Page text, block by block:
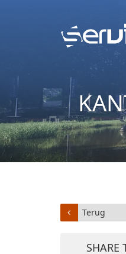
Terug
SHARE